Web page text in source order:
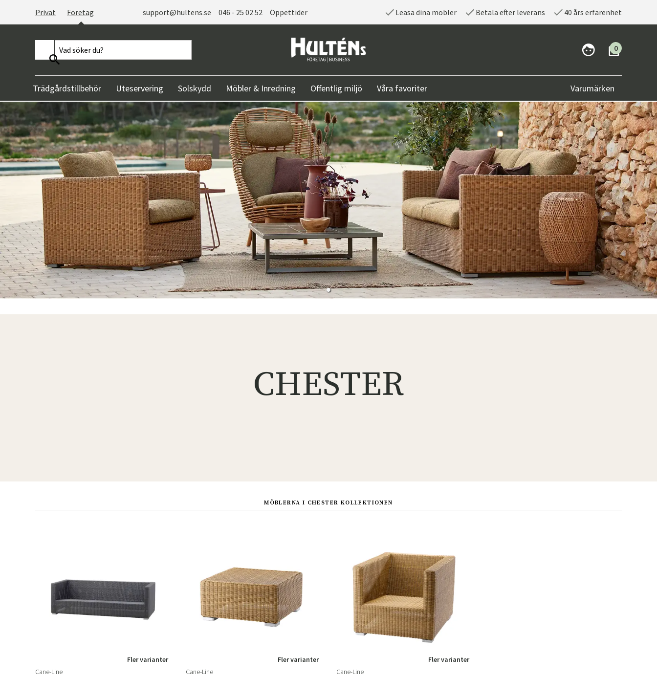
Privat Företag support@hultens.se 046 - 25 02 52 Öppettider Leasa dina möbler Betala efter leverans 40 års erfarenhet
0
Trädgårdstillbehör Uteservering Solskydd Möbler & Inredning Offentlig miljö Våra favoriter Varumärken
CHESTER
MÖBLERNA I CHESTER KOLLEKTIONEN
Fler varianter
Cane-Line
Fler varianter
Cane-Line
Fler varianter
Cane-Line